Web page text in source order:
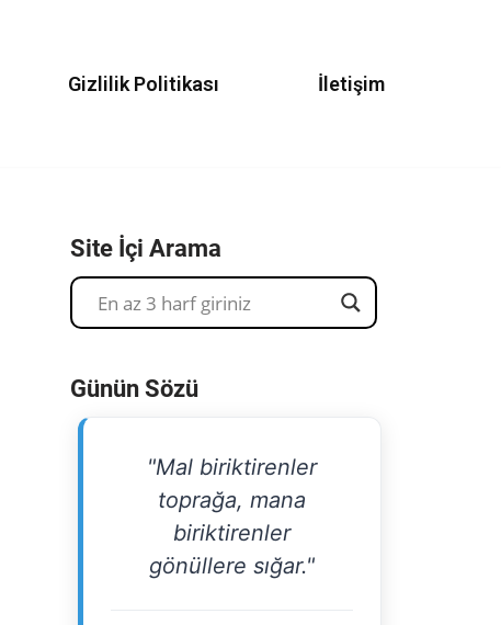
Gizlilik Politikası İletişim
Site İçi Arama
Günün Sözü
"Mal biriktirenler
toprağa, mana
biriktirenler
gönüllere sığar."